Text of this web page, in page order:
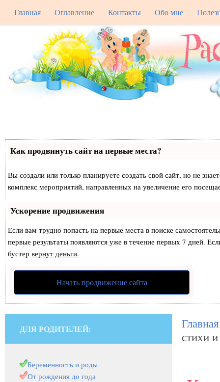
Главная Оглавление Контакты Обо мне
Как продвинуть сайт на первые места?
Вы создали или только планируете создать свой сайт, но не
комплекс мероприятий, направленных на увеличение его
Ускорение продвижения
Если вам трудно попасть на первые места в поиске
первые результаты появляются уже в течение первых 7 дней.
бустер вернут деньги.
Начать продвижение сайта
Главная
стихи
ДЛЯ РОДИТЕЛЕЙ:
Беременность и роды
От рождения до года